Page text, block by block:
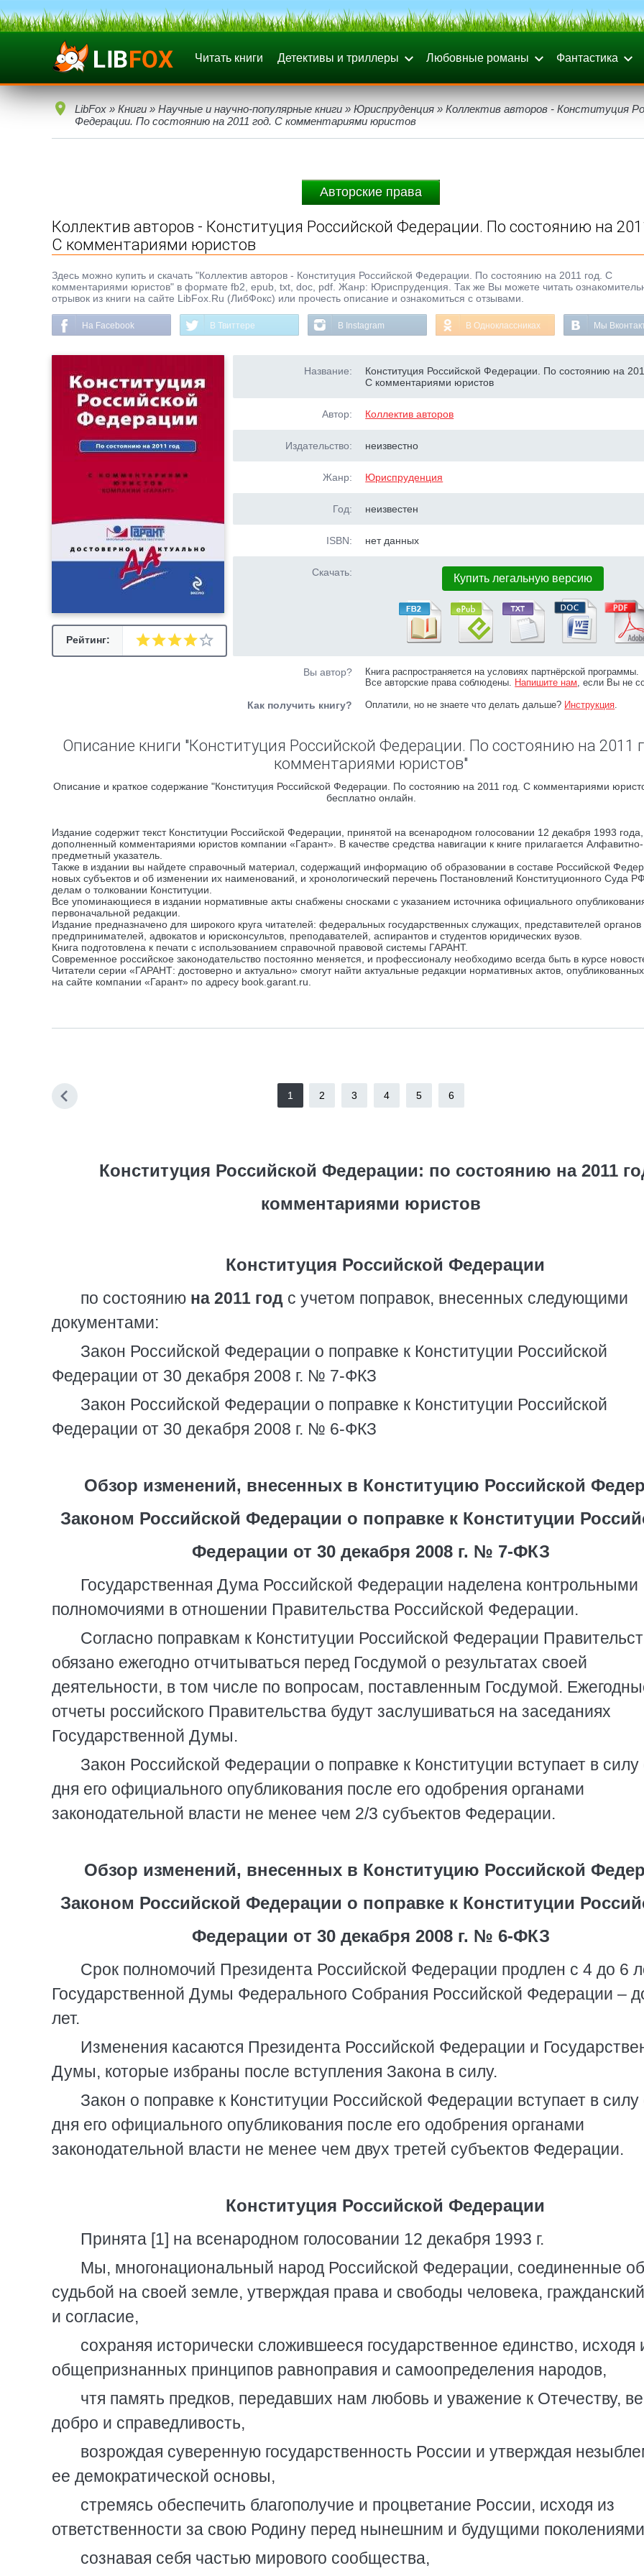
Читать книги Детективы и триллеры Любовные романы Фантастика
LibFox » Книги » Научные и научно-популярные книги » Юриспруденция » Коллектив авторов - Конституция
Федерации. По состоянию на 2011 год. С комментариями юристов
Авторские права
Коллектив авторов - Конституция Российской Федерации. По состоянию на
С комментариями юристов
Здесь можно купить и скачать "Коллектив авторов - Конституция Российской Федерации. По состоянию на 2011 год. С
комментариями юристов" в формате fb2, epub, txt, doc, pdf. Жанр: Юриспруденция. Так же Вы можете читать
отрывок из книги на сайте LibFox.Ru (ЛибФокс) или прочесть описание и ознакомиться с отзывами.
На Facebook В Твиттере В Instagram В Одноклассниках Мы
Рейтинг:
Название:
Конституция Российской Федерации. По состоянию на
С комментариями юристов
Автор: Коллектив авторов
Издательство: неизвестно
Жанр: Юриспруденция
Год: неизвестен
ISBN: нет данных
Скачать: Купить легальную версию
Вы автор?
Книга распространяется на условиях партнёрской программы.
Все авторские права соблюдены. Напишите нам, если Вы не
Как получить книгу? Оплатили, но не знаете что делать дальше? Инструкция.
Описание книги "Конституция Российской Федерации. По состоянию на 2011
комментариями юристов"
Описание и краткое содержание "Конституция Российской Федерации. По состоянию на 2011 год. С комментариями
бесплатно онлайн.
Издание содержит текст Конституции Российской Федерации, принятой на всенародном голосовании 12 декабря 1993 года,
дополненный комментариями юристов компании «Гарант». В качестве средства навигации к книге прилагается Алфавитно-
предметный указатель.
Также в издании вы найдете справочный материал, содержащий информацию об образовании в составе Российской
новых субъектов и об изменении их наименований, и хронологический перечень Постановлений Конституционного Суда
делам о толковании Конституции.
Все упоминающиеся в издании нормативные акты снабжены сносками с указанием источника официального
первоначальной редакции.
Издание предназначено для широкого круга читателей: федеральных государственных служащих, представителей органов
предпринимателей, адвокатов и юрисконсультов, преподавателей, аспирантов и студентов юридических вузов.
Книга подготовлена к печати с использованием справочной правовой системы ГАРАНТ.
Современное российское законодательство постоянно меняется, и профессионалу необходимо всегда быть в курсе
Читатели серии «ГАРАНТ: достоверно и актуально» смогут найти актуальные редакции нормативных актов, опубликованных
на сайте компании «Гарант» по адресу book.garant.ru.
1 2 3 4 5 6
Конституция Российской Федерации: по состоянию на 2011
комментариями юристов
Конституция Российской Федерации
по состоянию на 2011 год с учетом поправок, внесенных следующими
документами:
Закон Российской Федерации о поправке к Конституции Российской
Федерации от 30 декабря 2008 г. № 7-ФКЗ
Закон Российской Федерации о поправке к Конституции Российской
Федерации от 30 декабря 2008 г. № 6-ФКЗ
Обзор изменений, внесенных в Конституцию Российской
Законом Российской Федерации о поправке к Конституции
Федерации от 30 декабря 2008 г. № 7-ФКЗ
Государственная Дума Российской Федерации наделена контрольными
полномочиями в отношении Правительства Российской Федерации.
Согласно поправкам к Конституции Российской Федерации
обязано ежегодно отчитываться перед Госдумой о результатах своей
деятельности, в том числе по вопросам, поставленным Госдумой.
отчеты российского Правительства будут заслушиваться на заседаниях
Государственной Думы.
Закон Российской Федерации о поправке к Конституции вступает в силу
дня его официального опубликования после его одобрения органами
законодательной власти не менее чем 2/3 субъектов Федерации.
Обзор изменений, внесенных в Конституцию Российской
Законом Российской Федерации о поправке к Конституции
Федерации от 30 декабря 2008 г. № 6-ФКЗ
Срок полномочий Президента Российской Федерации продлен с 4 до 6
Государственной Думы Федерального Собрания Российской Федерации –
лет.
Изменения касаются Президента Российской Федерации и
Думы, которые избраны после вступления Закона в силу.
Закон о поправке к Конституции Российской Федерации вступает в силу
дня его официального опубликования после его одобрения органами
законодательной власти не менее чем двух третей субъектов Федерации.
Конституция Российской Федерации
Принята [1] на всенародном голосовании 12 декабря 1993 г.
Мы, многонациональный народ Российской Федерации, соединенные
судьбой на своей земле, утверждая права и свободы человека,
и согласие,
сохраняя исторически сложившееся государственное единство, исходя
общепризнанных принципов равноправия и самоопределения народов,
чтя память предков, передавших нам любовь и уважение к Отечеству,
добро и справедливость,
возрождая суверенную государственность России и утверждая
ее демократической основы,
стремясь обеспечить благополучие и процветание России, исходя из
ответственности за свою Родину перед нынешним и будущими
сознавая себя частью мирового сообщества,